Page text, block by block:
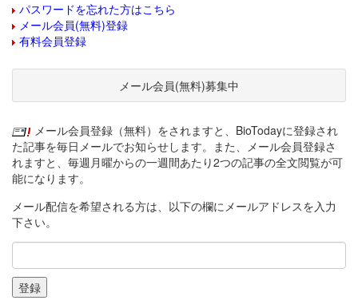
パスワードを忘れた方はこちら
メール会員(無料)登録
有料会員登録
メール会員(無料)募集中
メール会員登録（無料）をされますと、BioTodayに登録され
た記事を毎日メールでお知らせします。また、メール会員登録さ
れますと、毎週月曜からの一週間あたり2つの記事の全文閲覧が可
能になります。
メール配信を希望される方は、以下の欄にメールアドレスを入力
下さい。